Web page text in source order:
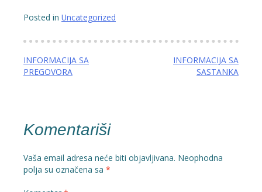
Posted in Uncategorized
Navigacija
članaka
INFORMACIJA SA
PREGOVORA
INFORMACIJA SA
SASTANKA
Komentariši
Vaša email adresa neće biti objavljivana. Neophodna
polja su označena sa *